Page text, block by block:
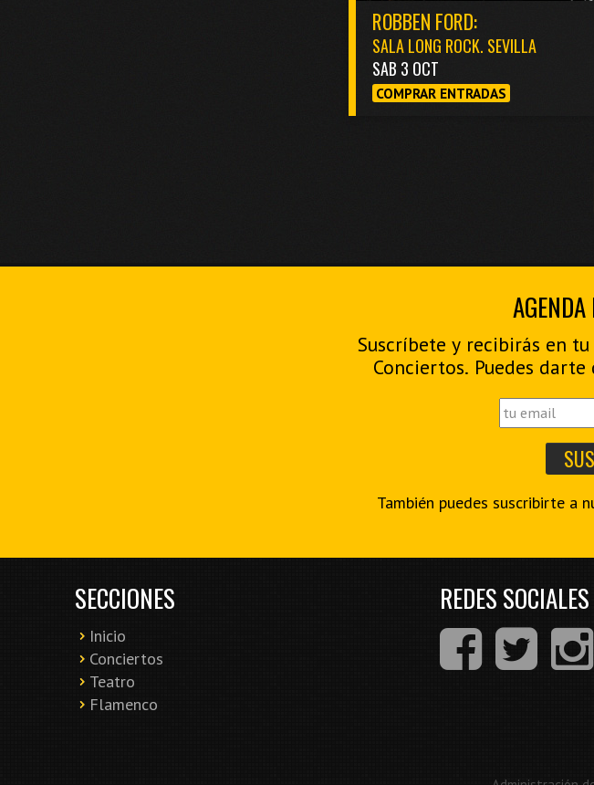
ROBBEN FORD:
SALA LONG ROCK. SEVILLA
SAB 3 OCT
COMPRAR ENTRADAS
Suscríbete y recibirás en
Conciertos. Puedes
También puedes suscribirte a
SECCIONES
Inicio
Conciertos
Teatro
Flamenco
REDES SOCIALES